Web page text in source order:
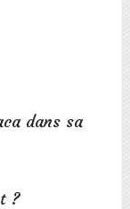
dans sa
?